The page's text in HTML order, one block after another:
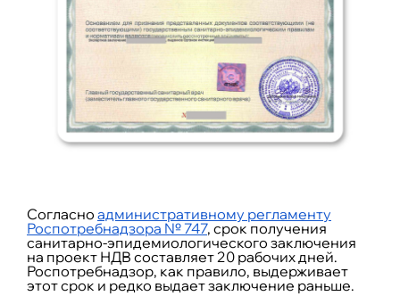
Согласно административному регламенту
Роспотребнадзора № 747, срок получения
санитарно-эпидемиологического заключения
на проект НДВ составляет 20 рабочих дней.
Роспотребнадзор, как правило, выдерживает
этот срок и редко выдает заключение раньше.